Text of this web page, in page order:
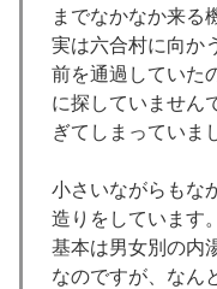
までなかなか来る
実は六合村に向か
前を通過していた
に探していません
ぎてしまっていま
小さいながらもな
造りをしています。
基本は男女別の内
なのですが、なん